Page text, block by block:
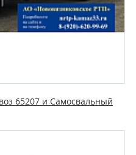
65207 и Самосвальный